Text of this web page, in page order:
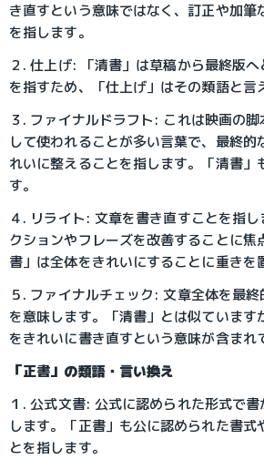
き直すという意味ではなく、訂正や加筆
を指します。
２. 仕上げ: 「清書」は草稿から最終版
を指すため、「仕上げ」はその類語と言
３. ファイナルドラフト: これは映画の
して使われることが多い言葉で、最終的
れいに整えることを指します。「清書」
す。
４. リライト: 文章を書き直すことを指
クションやフレーズを改善することに焦
書」は全体をきれいにすることに重きを
５. ファイナルチェック: 文章全体を最
を意味します。「清書」とは似ています
をきれいに書き直すという意味が含まれ
「正書」の類語・言い換え
１. 公式文書: 公式に認められた形式で
します。「正書」も公に認められた書式
とを指します。